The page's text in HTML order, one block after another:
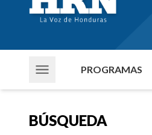
PROGRAMAS
BÚSQUEDA